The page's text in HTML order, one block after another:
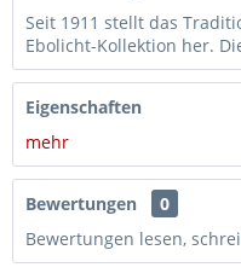
Seit 1911 stellt das
Ebolicht-Kollektion her.
Eigenschaften
mehr
Bewertungen
0
Bewertungen lesen,